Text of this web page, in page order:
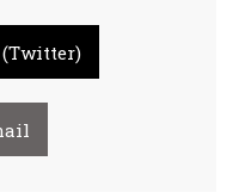
(Twitter)